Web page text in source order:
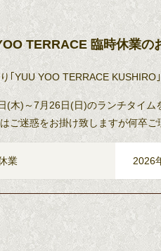
TERRACE 臨時休業の
｢YUU YOO TERRACE KUSHIRO
(木)～7月26日(日)のランチタイム
ご迷惑をお掛け致しますが何卒ご
業 2026